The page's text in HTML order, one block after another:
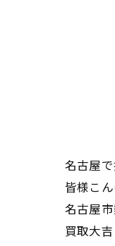
名古屋
皆様こ
名古屋
買取大